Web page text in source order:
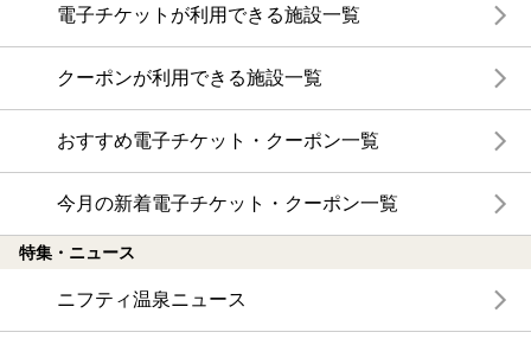
電子チケットが利用できる施設一覧
クーポンが利用できる施設一覧
おすすめ電子チケット・クーポン一覧
今月の新着電子チケット・クーポン一覧
特集・ニュース
ニフティ温泉ニュース